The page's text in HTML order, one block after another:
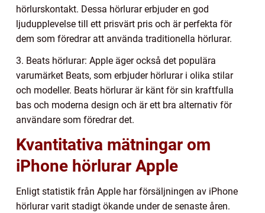
hörlurskontakt. Dessa hörlurar erbjuder en god
ljudupplevelse till ett prisvärt pris och är perfekta för
dem som föredrar att använda traditionella hörlurar.
3. Beats hörlurar: Apple äger också det populära
varumärket Beats, som erbjuder hörlurar i olika stilar
och modeller. Beats hörlurar är känt för sin kraftfulla
bas och moderna design och är ett bra alternativ för
användare som föredrar det.
Kvantitativa mätningar om
iPhone hörlurar Apple
Enligt statistik från Apple har försäljningen av iPhone
hörlurar varit stadigt ökande under de senaste åren.